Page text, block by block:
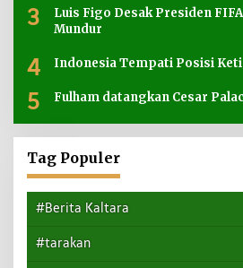
3
Luis Figo Desak Presiden
Mundur
4 Indonesia Tempati Posisi
5 Fulham datangkan Cesar
Tag Populer
#Berita Kaltara
#tarakan